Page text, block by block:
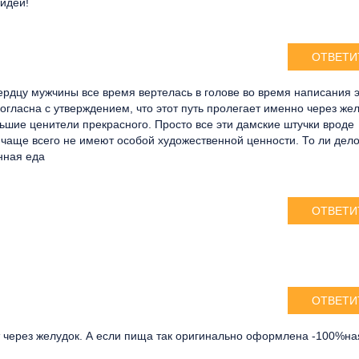
мужчины все время вертелась в голове во время написания
с утверждением, что этот путь пролегает именно через
ценители прекрасного. Просто все эти дамские штучки вроде
всего не имеют особой художественной ценности. То ли дело
еда
желудок. А если пища так оригинально оформлена -